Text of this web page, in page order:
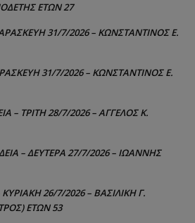
ΕΤΩΝ 27
31/7/2026 – ΚΩΝΣΤΑΝΤΙΝΟΣ Ε.
31/7/2026 – ΚΩΝΣΤΑΝΤΙΝΟΣ Ε.
– ΤΡΙΤΗ 28/7/2026 – ΑΓΓΕΛΟΣ Κ.
– ΔΕΥΤΕΡΑ 27/7/2026 – ΙΩΑΝΝΗΣ
26/7/2026 – ΒΑΣΙΛΙΚΗ Γ.
ΕΤΩΝ 53